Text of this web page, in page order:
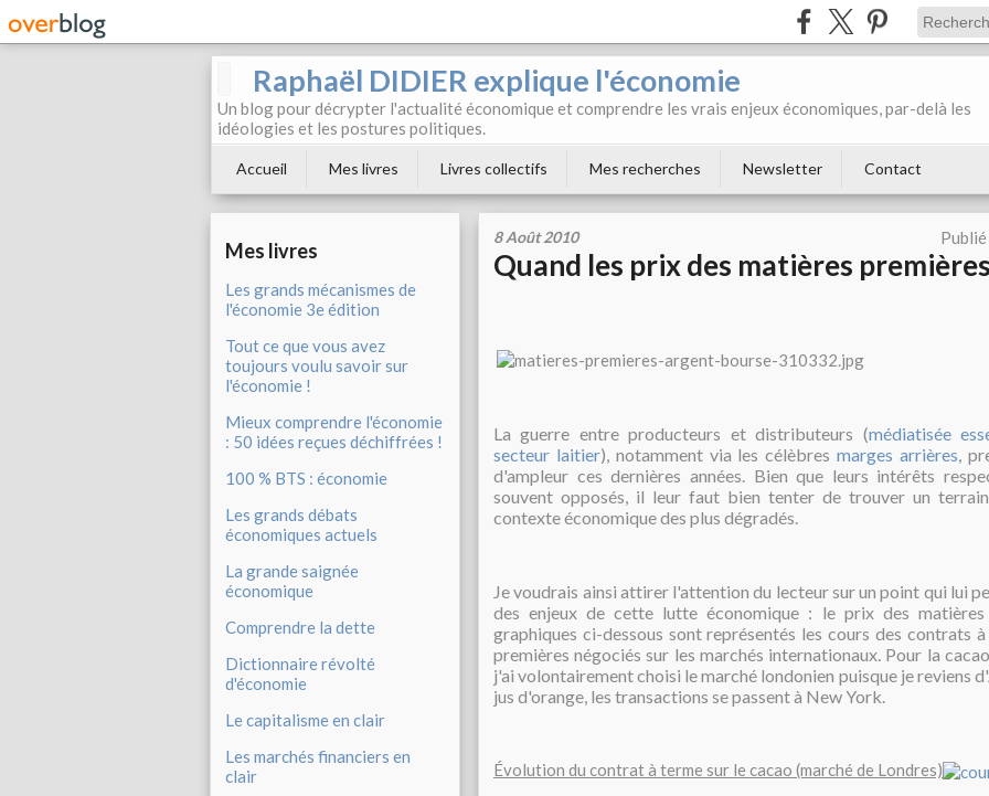
Raphaël DIDIER explique l'économie
Un blog pour décrypter l'actualité économique et comprendre les vrais enjeux économiques, par-delà les
idéologies et les postures politiques.
Accueil Mes livres Livres collectifs Mes recherches Newsletter Contact
Mes livres
Les grands mécanismes de
l'économie 3e édition
Tout ce que vous avez
toujours voulu savoir sur
l'économie !
Mieux comprendre l'économie
: 50 idées reçues déchiffrées !
100 % BTS : économie
Les grands débats
économiques actuels
La grande saignée
économique
Comprendre la dette
Dictionnaire révolté
d'économie
Le capitalisme en clair
Les marchés financiers en
clair
8 Août 2010
Quand les prix des matières
La guerre entre producteurs et distributeurs (médiatisée
secteur laitier), notamment via les célèbresmarges arrières,
d'ampleur ces dernières années. Bien que leurs intérêts
souvent opposés, il leur faut bien tenter de trouver un
contexte économique des plus dégradés.
Je voudrais ainsi attirer l'attention du lecteur sur un point qui lui
des enjeux de cette lutte économique : le prix des matières
graphiques ci-dessous sont représentés les cours des contrats
premières négociés sur les marchés internationaux. Pour la
j'ai volontairement choisi le marché londonien puisque je reviens
jus d'orange, les transactions se passent à New York.
Évolution du contrat à terme sur le cacao (marché de Londres)